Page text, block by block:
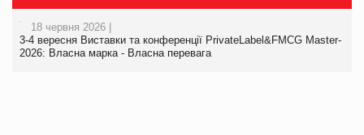
18 червня 2026 |
3-4 вересня Виставки та конференції PrivateLabel&FMCG Master-
2026: Власна марка - Власна перевага